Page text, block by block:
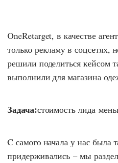
OneRetarget, в качестве
только рекламу в
решили поделиться кейсом
выполнили для магазина
Задача:стоимость лида
C самого начала у нас была
придерживались – мы